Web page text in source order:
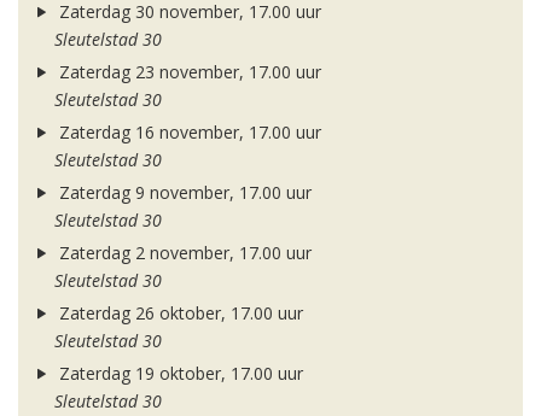
Zaterdag 30 november, 17.00 uur
Sleutelstad 30
Zaterdag 23 november, 17.00 uur
Sleutelstad 30
Zaterdag 16 november, 17.00 uur
Sleutelstad 30
Zaterdag 9 november, 17.00 uur
Sleutelstad 30
Zaterdag 2 november, 17.00 uur
Sleutelstad 30
Zaterdag 26 oktober, 17.00 uur
Sleutelstad 30
Zaterdag 19 oktober, 17.00 uur
Sleutelstad 30